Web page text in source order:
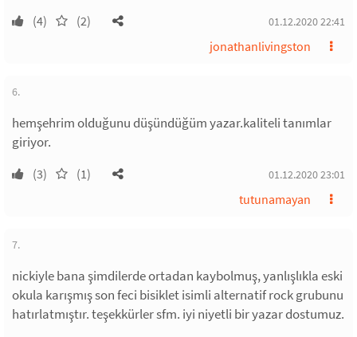
(4) (2) 01.12.2020 22:41
jonathanlivingston
6.
hemşehrim olduğunu düşündüğüm yazar.kaliteli tanımlar
giriyor.
(3) (1) 01.12.2020 23:01
tutunamayan
7.
nickiyle bana şimdilerde ortadan kaybolmuş, yanlışlıkla eski
okula karışmış son feci bisiklet isimli alternatif rock grubunu
hatırlatmıştır. teşekkürler sfm. iyi niyetli bir yazar dostumuz.